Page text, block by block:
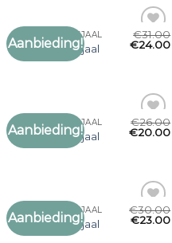
Aanbieding!
Toevoegen
PARAJUMPER SJAAL
parajumper sjaal
€31.00
€24.00
Aanbieding!
Toevoegen
PARAJUMPER SJAAL
parajumper sjaal
€26.00
€20.00
Aanbieding!
Toevoegen
PARAJUMPER SJAAL
parajumper sjaal
€30.00
€23.00